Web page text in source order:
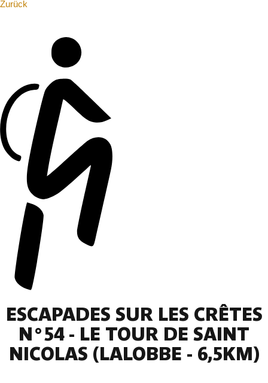
Zurück
ESCAPADES SUR LES CRÊTES
N°54 - LE TOUR DE SAINT
NICOLAS (LALOBBE - 6,5KM)